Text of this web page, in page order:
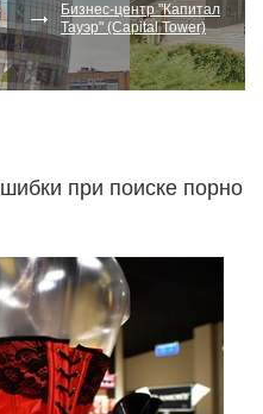
Бизнес-центр "Капитал
Тауэр" (Capital Tower)
при поиске порно